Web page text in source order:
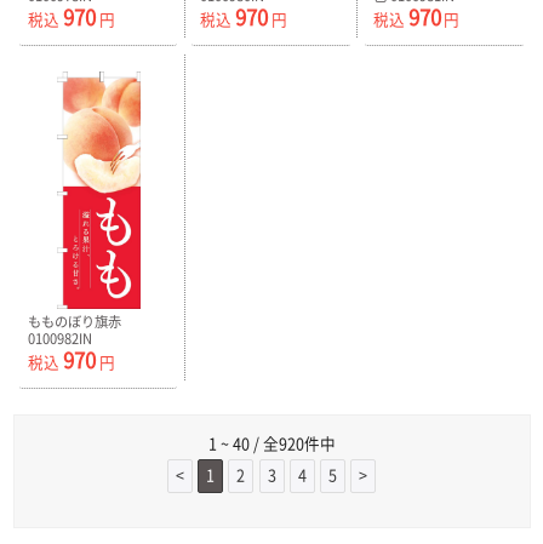
税込 970 円 税込 970円 税込 970円
もものぼり旗赤
0100982IN
税込 970 円
1 ~ 40 / 全920件中
<
1 2 3 4 5 >